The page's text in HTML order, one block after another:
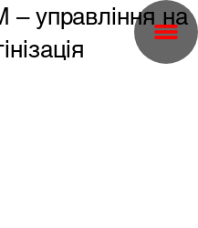
управління на